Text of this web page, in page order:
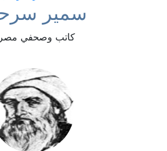
سمير
كاتب وصحفي